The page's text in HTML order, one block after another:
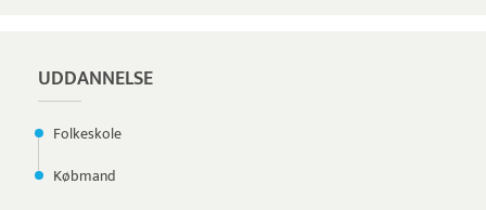
UDDANNELSE
Folkeskole
Købmand